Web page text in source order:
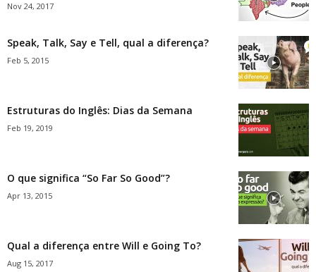
Nov 24, 2017
Speak, Talk, Say e Tell, qual a diferença?
Feb 5, 2015
Estruturas do Inglês: Dias da Semana
Feb 19, 2019
O que significa “So Far So Good”?
Apr 13, 2015
Qual a diferença entre Will e Going To?
Aug 15, 2017